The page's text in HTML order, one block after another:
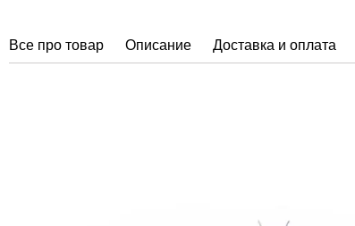
Все про товар Описание Доставка и оплата